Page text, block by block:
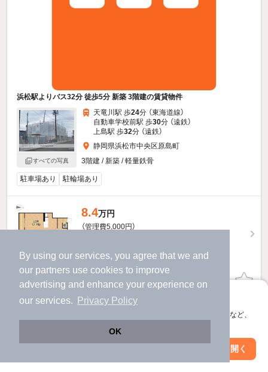
By using our services, you agree that we and
our partners use cookies to improve
advertising and enhance your experience on
our services.
Privacy Policy
OK
アプリに切り替えて、サクサクお部屋探し
会員登録なしですぐ使える。マップ検索やお気に入り保存など、
アプリを開く
浜松駅よりバス32分 徒歩5分 新築 3階建の賃貸物件
すべての写真
天竜川駅 歩24分 （東海道線）
自動車学校前駅 歩30分 （遠鉄）
上島駅 歩32分 （遠鉄）
静岡県浜松市中央区原島町
3階建 / 新築 / 軽量鉄骨
駐車場あり 駐輪場あり
8.4万円
（管理費5,000円）
3階 / 1LDK / 47.3㎡
お問い合わせ （無料）
ほか提供
絞り込み条件を変更